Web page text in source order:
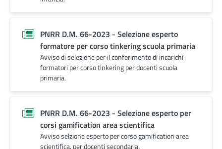
PNRR D.M. 66-2023 - Selezione esperto
formatore per corso tinkering scuola primaria
Avviso di selezione per il conferimento di incarichi
formatori per corso tinkering per docenti scuola
primaria.
PNRR D.M. 66-2023 - Selezione esperto per
corsi gamification area scientifica
Avviso selzione esperto per corso gamification area
scientifica, per docenti secondaria.